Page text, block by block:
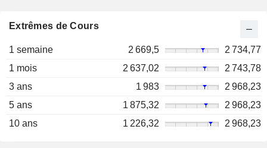
Extrêmes de Cours
1 semaine 2 669,5
2 734,77
1 mois
2 637,02
2 743,78
3 ans
1 983
2 968,23
5 ans
1 875,32
2 968,23
10 ans
1 226,32 2 968,23